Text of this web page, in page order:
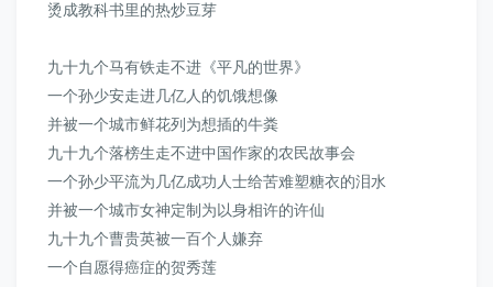
烫成教科书里的热炒豆芽
九十九个马有铁走不进《平凡的世界》
一个孙少安走进几亿人的饥饿想像
并被一个城市鲜花列为想插的牛粪
九十九个落榜生走不进中国作家的农民故事会
一个孙少平流为几亿成功人士给苦难塑糖衣的泪水
并被一个城市女神定制为以身相许的许仙
九十九个曹贵英被一百个人嫌弃
一个自愿得癌症的贺秀莲